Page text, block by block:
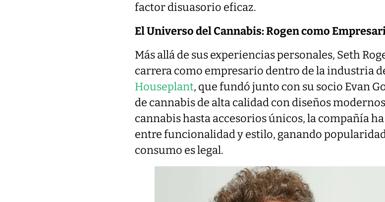
factor disuasorio eficaz.
El Universo del Cannabis: Rogen como
Más allá de sus experiencias personales, Seth
carrera como empresario dentro de la industria
Houseplant, que fundó junto con su socio Evan
de cannabis de alta calidad con diseños
cannabis hasta accesorios únicos, la compañía
entre funcionalidad y estilo, ganando
consumo es legal.